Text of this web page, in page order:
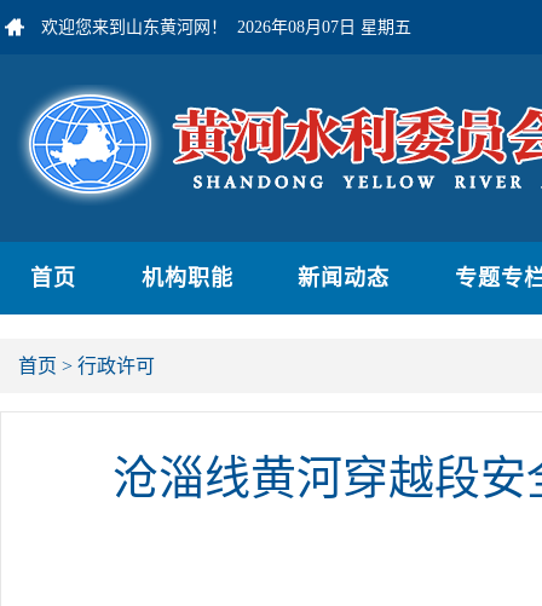
欢迎您来到山东黄河网！ 2026年08月07日 星期五
首页 机构职能 新闻动态 专题专
首页 > 行政许可
沧淄线黄河穿越段